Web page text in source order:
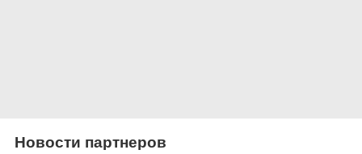
Новости партнеров